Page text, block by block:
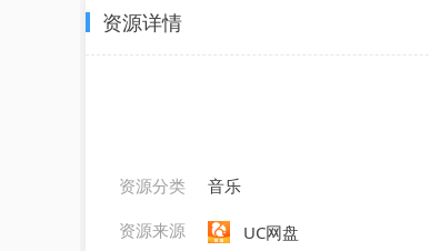
资源详情
资源分类
音乐
资源来源
UC网盘